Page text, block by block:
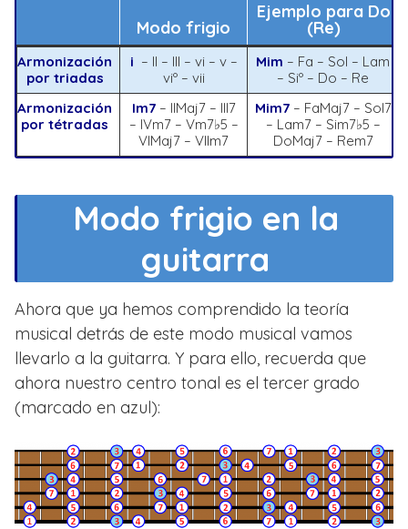
Modo frigio
Ejemplo para Do
(Re)
Armonización
por triadas
i – II – III – vi – v –
viº – vii
Mim – Fa – Sol – Lam
– Siº – Do – Re
Armonización
por tétradas
Im7– IIMaj7 – III7
– IVm7 – Vm7♭5 –
VIMaj7 – VIIm7
Mim7– FaMaj7 – Sol7
– Lam7 – Sim7♭5 –
DoMaj7 – Rem7
Modo frigio en la
guitarra
Ahora que ya hemos comprendido la teoría
musical detrás de este modo musical vamos
llevarlo a la guitarra. Y para ello, recuerda que
ahora nuestro centro tonal es el tercer grado
(marcado en azul):